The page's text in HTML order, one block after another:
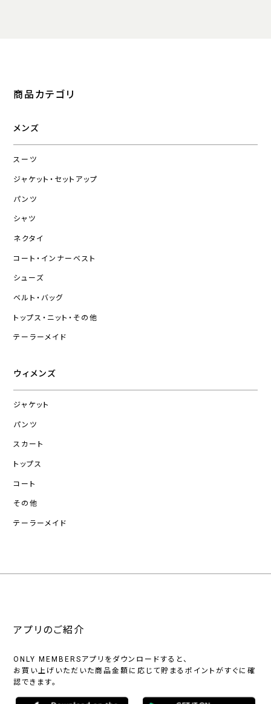
商品カテゴリ
メンズ
スーツ
ジャケット・セットアップ
パンツ
シャツ
ネクタイ
コート・インナーベスト
シューズ
ベルト・バッグ
トップス・ニット・その他
テーラーメイド
ウィメンズ
ジャケット
パンツ
スカート
トップス
コート
その他
テーラーメイド
アプリのご紹介
ONLY MEMBERSアプリをダウンロードすると、
お買い上げいただいた商品金額に応じて貯まるポイントがすぐに確
認できます。